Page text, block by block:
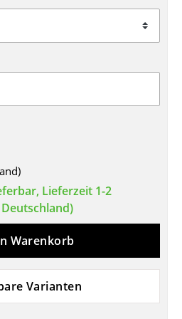
Lieferzeit 1-2
Warenkorb
Varianten